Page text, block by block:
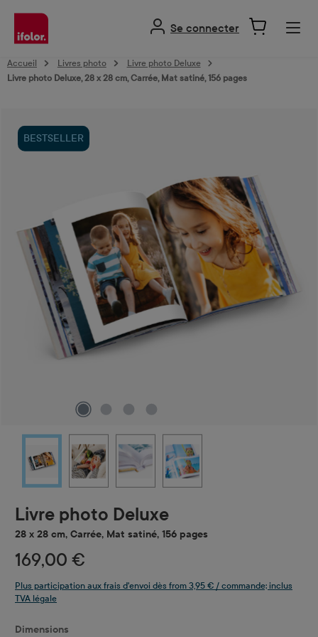
principal
Se connecter
Accueil Livres photo
Livre photo Deluxe
Livre photo Deluxe, 28 x 28 cm, Carrée, Mat satiné, 156 pages
BESTSELLER
Livre photo Deluxe
28 x 28 cm, Carrée, Mat satiné, 156 pages
169,00 €
Plus participation aux frais d'envoi dès from 3,95 € / commande; inclus
TVA légale
Sélectionnez
Dimensions